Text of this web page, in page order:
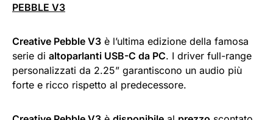
PEBBLE V3
Creative Pebble V3 è l’ultima edizione della famosa
serie di altoparlanti USB-C da PC. I driver full-range
personalizzati da 2.25” garantiscono un audio più
forte e ricco rispetto al predecessore.